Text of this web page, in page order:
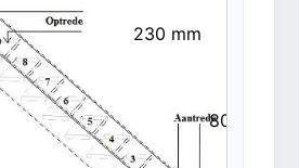
230 mm
80 mm